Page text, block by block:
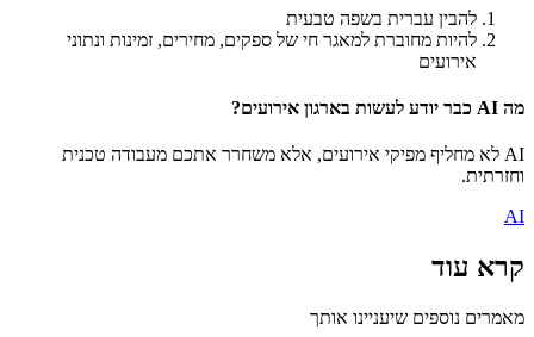
להבין עברית בשפה טבעית
להיות מחוברת למאגר חי של ספקים, מחירים, זמינות ונתוני
אירועים
מה AI כבר יודע לעשות בארגון אירועים?
AI לא מחליף מפיקי אירועים, אלא משחרר אתכם מעבודה טכנית
וחזרתית.
AI
קרא עוד
מאמרים נוספים שיעניינו אותך